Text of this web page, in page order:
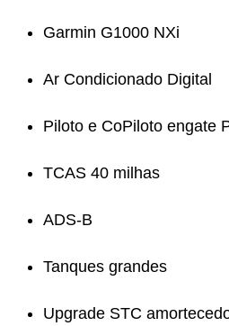
Garmin G1000 NXi
Ar Condicionado Digital
Piloto e CoPiloto engate
TCAS 40 milhas
ADS-B
Tanques grandes
Upgrade STC